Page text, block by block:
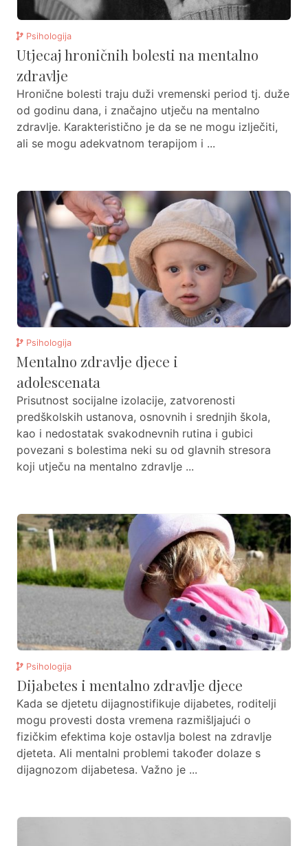
Psihologija
Utjecaj hroničnih bolesti na mentalno
zdravlje
Hronične bolesti traju duži vremenski period tj. duže
od godinu dana, i značajno utječu na mentalno
zdravlje. Karakteristično je da se ne mogu izlječiti,
ali se mogu adekvatnom terapijom i ...
Psihologija
Mentalno zdravlje djece i
adolescenata
Prisutnost socijalne izolacije, zatvorenosti
predškolskih ustanova, osnovnih i srednjih škola,
kao i nedostatak svakodnevnih rutina i gubici
povezani s bolestima neki su od glavnih stresora
koji utječu na mentalno zdravlje ...
Psihologija
Dijabetes i mentalno zdravlje djece
Kada se djetetu dijagnostifikuje dijabetes, roditelji
mogu provesti dosta vremena razmišljajući o
fizičkim efektima koje ostavlja bolest na zdravlje
djeteta. Ali mentalni problemi također dolaze s
dijagnozom dijabetesa. Važno je ...